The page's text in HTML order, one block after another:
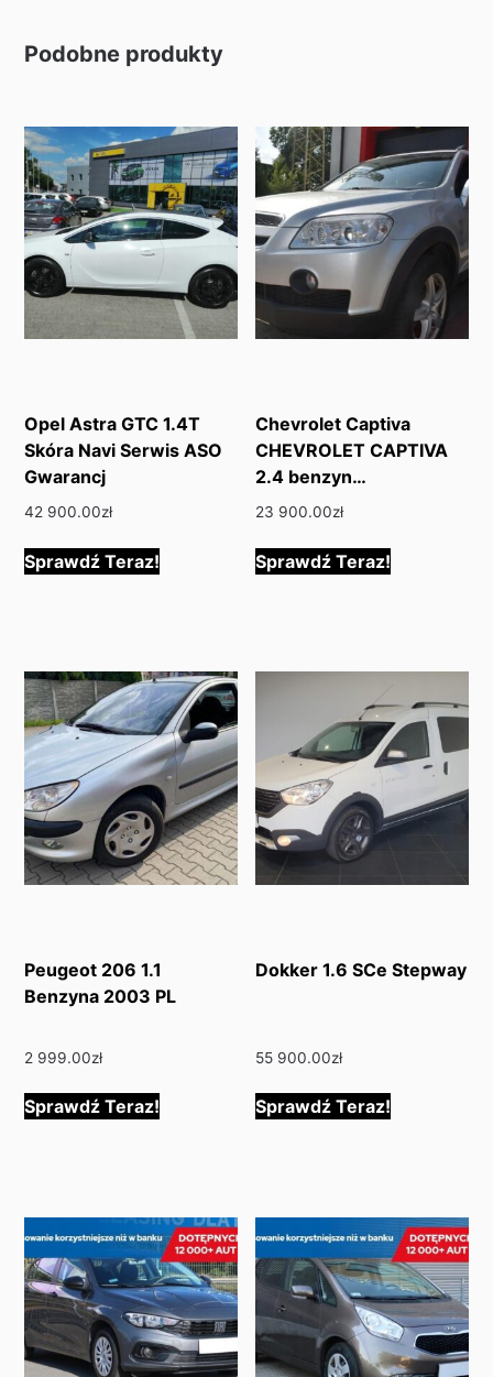
Podobne produkty
Opel Astra GTC 1.4T
Skóra Navi Serwis ASO
Gwarancj
42 900.00zł
Sprawdź Teraz!
Chevrolet Captiva
CHEVROLET CAPTIVA
2.4 benzyn…
23 900.00zł
Sprawdź Teraz!
Peugeot 206 1.1
Benzyna 2003 PL
2 999.00zł
Sprawdź Teraz!
Dokker 1.6 SCe Stepway
55 900.00zł
Sprawdź Teraz!